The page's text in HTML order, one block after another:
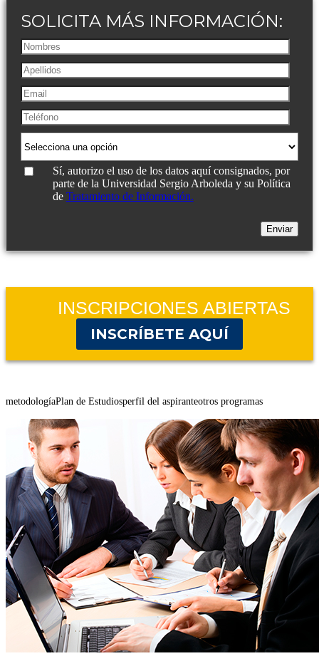
SOLICITA MÁS INFORMACIÓN:
Sí, autorizo el uso de los datos aquí consignados, por
parte de la Universidad Sergio Arboleda y su Política
de Tratamiento de Información.
INSCRIPCIONES ABIERTAS
INSCRÍBETE AQUÍ
metodologíaPlan de Estudiosperfil del aspiranteotros programas